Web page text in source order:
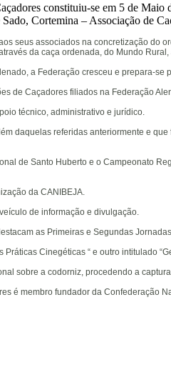
constituiu-se em 5 de
Cortemina – Associação de
seus associados na concretização do
da caça ordenada, do Mundo
a Federação cresceu e prepara-se
de Caçadores filiados na Federação
técnico, administrativo e jurídico.
daquelas referidas anteriormente e
de Santo Huberto e o Campeonato
da CANIBEJA.
de informação e divulgação.
as Primeiras e Segundas
Cinegéticas “ e outro intitulado
sobre a codorniz, procedendo a
é membro fundador da Confederação